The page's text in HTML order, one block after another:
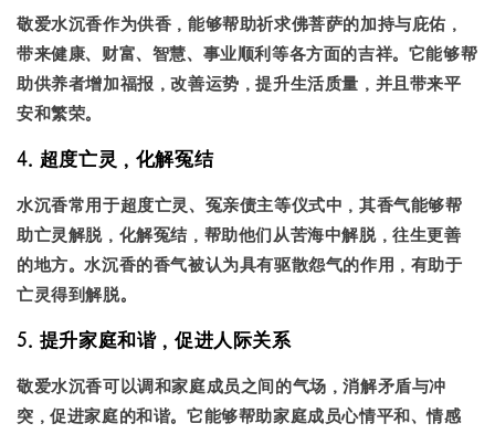
敬爱水沉香作为供香，能够帮助祈求佛菩萨的加持与庇佑，
带来健康、财富、智慧、事业顺利等各方面的吉祥。它能够帮
助供养者增加福报，改善运势，提升生活质量，并且带来平
安和繁荣。
4. 超度亡灵，化解冤结
水沉香常用于超度亡灵、冤亲债主等仪式中，其香气能够帮
助亡灵解脱，化解冤结，帮助他们从苦海中解脱，往生更善
的地方。水沉香的香气被认为具有驱散怨气的作用，有助于
亡灵得到解脱。
5. 提升家庭和谐，促进人际关系
敬爱水沉香可以调和家庭成员之间的气场，消解矛盾与冲
突，促进家庭的和谐。它能够帮助家庭成员心情平和、情感